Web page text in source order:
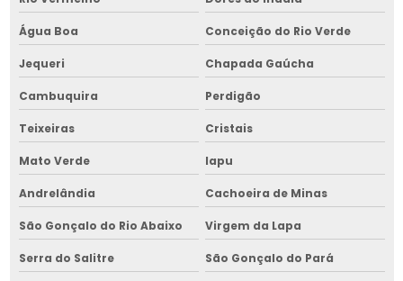
Reparo de transportador de grãos no nordeste
Retrofit de cavaqueira para fornalha no nordeste
Retrofit de equipamentos para armazenar grãos
Retrofit de equipamentos para armazenar grãos em bahia
Retrofit de equipamentos para armazenar grãos no nordeste
Retrofit de fornalha para grãos
Água Boa Conceição do Rio Verde
Jequeri Chapada Gaúcha
Cambuquira Perdigão
Teixeiras Cristais
Mato Verde Iapu
Andrelândia Cachoeira de Minas
São Gonçalo do Rio Abaixo Virgem da Lapa
Serra do Salitre São Gonçalo do Pará